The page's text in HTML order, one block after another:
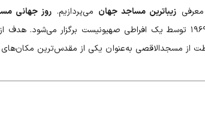
زیباترین مساجد جهان می‌پردازیم. روز جهانی
مسجدالاقصی در ۲۱ آگوست ۱۹۶۹ توسط یک افراطی صهیونیست
از مسجدالاقصی به‌عنوان یکی از مقدس‌ترین